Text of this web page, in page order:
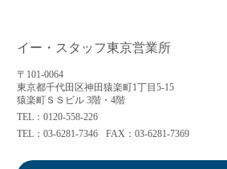
イー・スタッフ東京営業所
〒101-0064
東京都千代田区神田猿楽町1丁目5-15
猿楽町ＳＳビル 3階・4階
TEL：0120-558-226
TEL：03-6281-7346
FAX：03-6281-7369